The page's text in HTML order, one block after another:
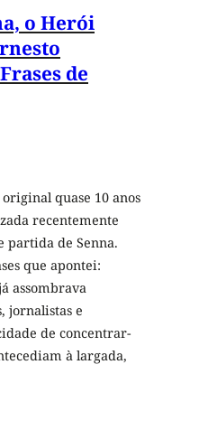
o Herói
de
quase 10 anos
recentemente
partida de Senna.
que apontei:
assombrava
jornalistas e
de concentrar-
à largada,